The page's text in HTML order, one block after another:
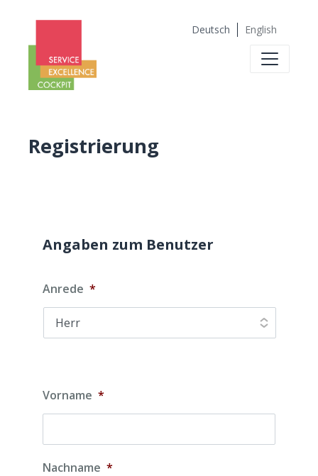
Deutsch English
Registrierung
Angaben zum Benutzer
Anrede *
Vorname *
Nachname *